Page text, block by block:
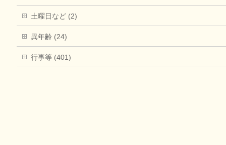
土曜日など (2)
異年齢 (24)
行事等 (401)